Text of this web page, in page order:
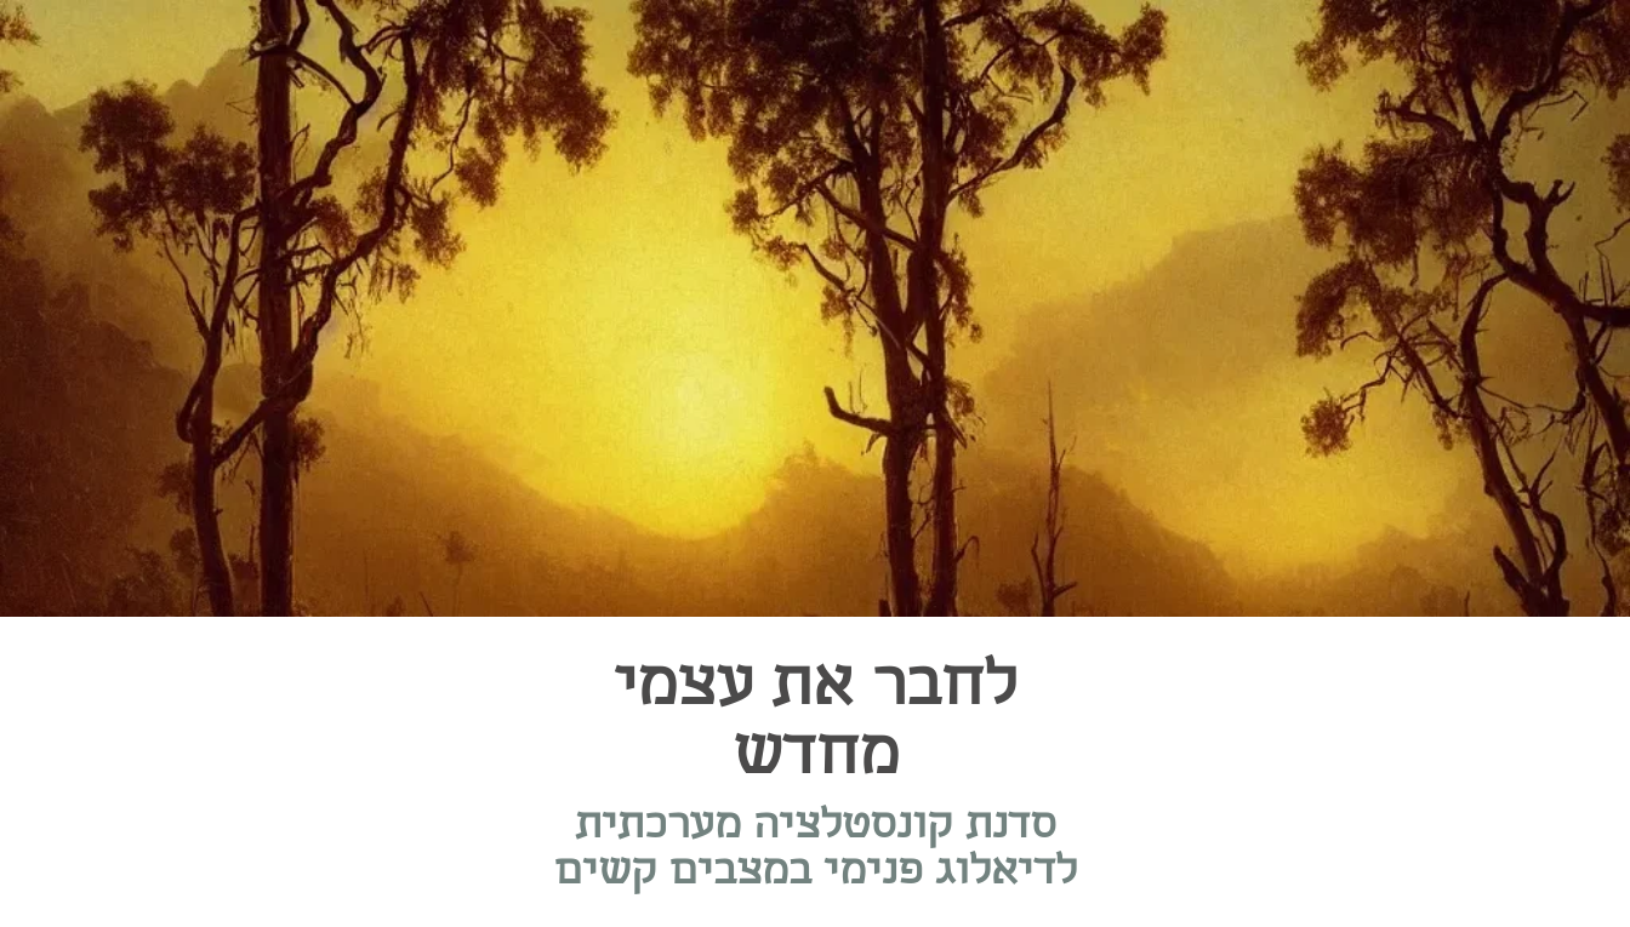
לחבר את עצמי
מחדש
סדנת קונסטלציה מערכתית
לדיאלוג פנימי במצבים קשים